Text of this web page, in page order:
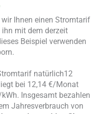
Ihnen einen Stromtarif
mit dem derzeit
Beispiel verwenden
natürlich12
bei 12,14 €/Monat
Insgesamt bezahlen
Jahresverbrauch von